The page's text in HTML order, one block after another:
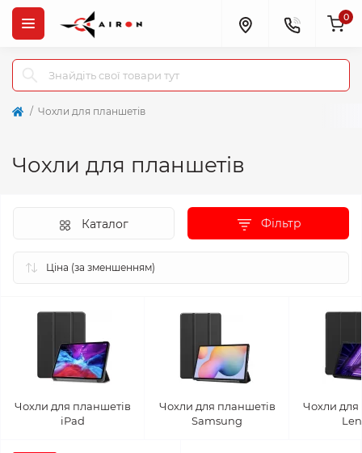
0
Чохли для планшетів
Чохли для планшетів
Каталог Фільтр
Чохли для планшетів
iPad
Чохли для планшетів
Samsung
Чохли для